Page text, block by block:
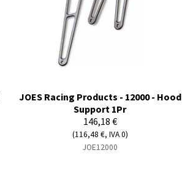
JOES Racing Products - 12000 - Hood
Support 1Pr
146,18 €
(116,48 €, IVA 0)
JOE12000